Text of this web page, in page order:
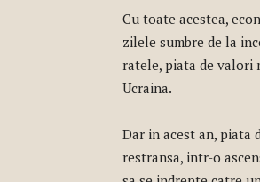
Cu toate acestea,
zilele sumbre de la
ratele, piata de valori
Ucraina.
Dar in acest an, piata
restransa, intr-o